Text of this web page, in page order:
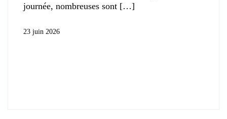
journée, nombreuses sont
23 juin 2026